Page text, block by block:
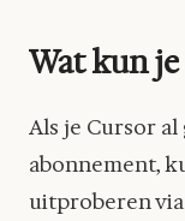
Wat kun
Als je Cursor
abonnement,
uitproberen